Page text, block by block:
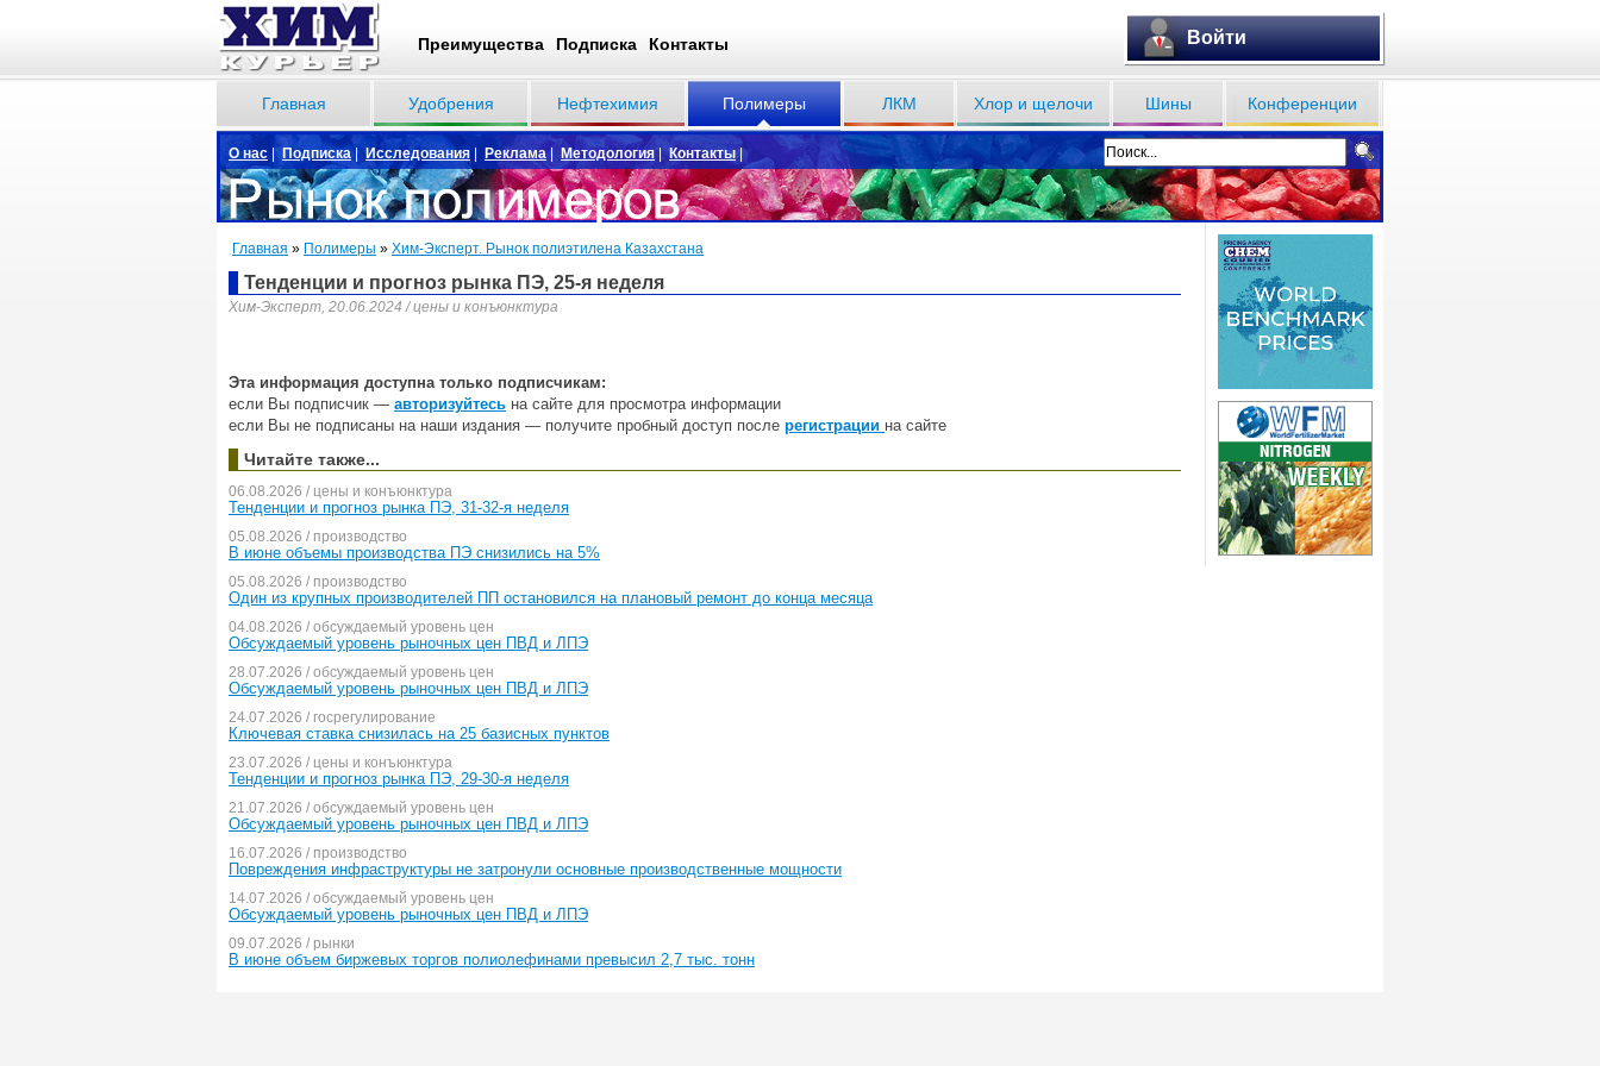
Войти
Преимущества Подписка Контакты
Главная Удобрения Нефтехимия Полимеры ЛКМ Хлор и щелочи Шины Конференции
О нас Подписка | Исследования Реклама| Методология|Контакты |
Главная » Полимеры » Хим-Эксперт. Рынок полиэтилена Казахстана
Тенденции и прогноз рынка ПЭ, 25-я неделя
Хим-Эксперт, 20.06.2024 / цены и конъюнктура
Эта информация доступна только подписчикам:
если Вы подписчик — авторизуйтесь на сайте для просмотра информации
если Вы не подписаны на наши издания — получите пробный доступ после регистрации на сайте
Читайте также...
06.08.2026 / цены и конъюнктура
Тенденции и прогноз рынка ПЭ, 31-32-я неделя
05.08.2026 / производство
В июне объемы производства ПЭ снизились на 5%
05.08.2026 / производство
Один из крупных производителей ПП остановился на плановый ремонт до конца месяца
04.08.2026 / обсуждаемый уровень цен
Обсуждаемый уровень рыночных цен ПВД и ЛПЭ
28.07.2026 / обсуждаемый уровень цен
Обсуждаемый уровень рыночных цен ПВД и ЛПЭ
24.07.2026 / госрегулирование
Ключевая ставка снизилась на 25 базисных пунктов
23.07.2026 / цены и конъюнктура
Тенденции и прогноз рынка ПЭ, 29-30-я неделя
21.07.2026 / обсуждаемый уровень цен
Обсуждаемый уровень рыночных цен ПВД и ЛПЭ
16.07.2026 / производство
Повреждения инфраструктуры не затронули основные производственные мощности
14.07.2026 / обсуждаемый уровень цен
Обсуждаемый уровень рыночных цен ПВД и ЛПЭ
09.07.2026 / рынки
В июне объем биржевых торгов полиолефинами превысил 2,7 тыс. тонн